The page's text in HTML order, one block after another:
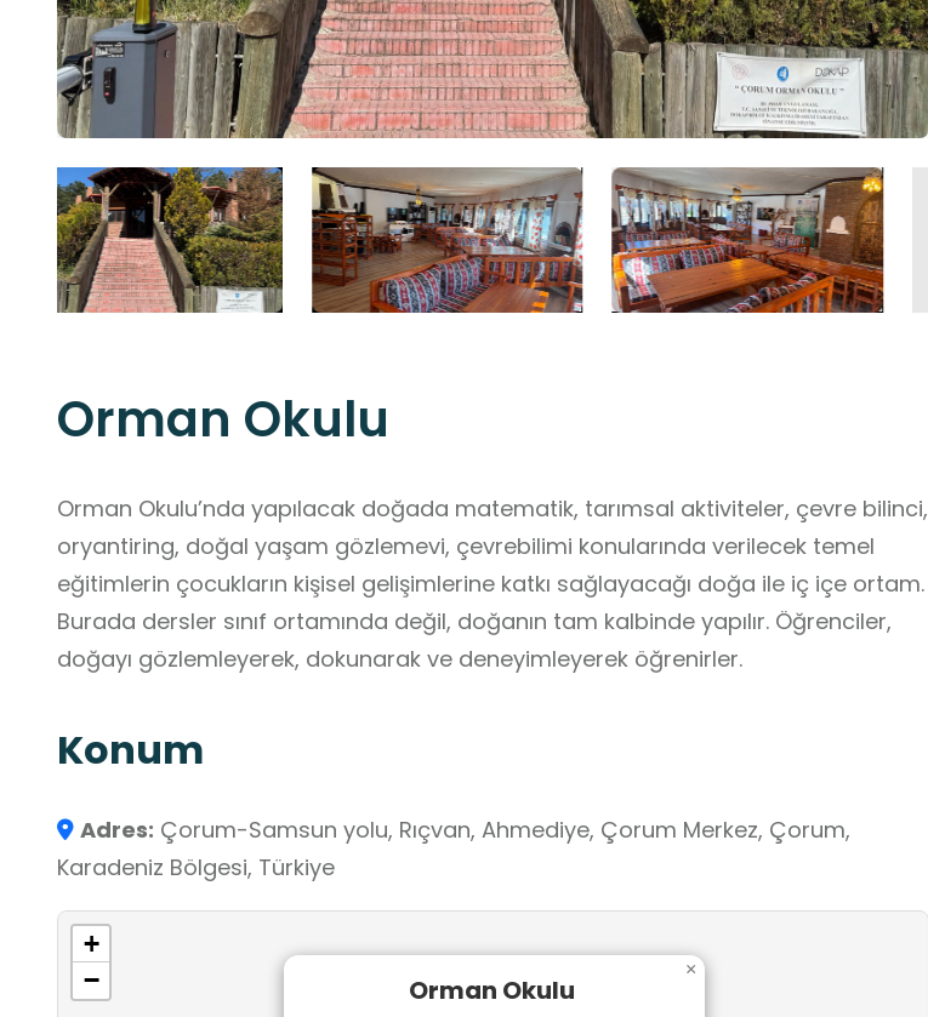
Orman Okulu
Orman Okulu’nda yapılacak doğada matematik, tarımsal aktiviteler, çevre bilinci,
oryantiring, doğal yaşam gözlemevi, çevrebilimi konularında verilecek temel
eğitimlerin çocukların kişisel gelişimlerine katkı sağlayacağı doğa ile iç içe ortam.
Burada dersler sınıf ortamında değil, doğanın tam kalbinde yapılır. Öğrenciler,
doğayı gözlemleyerek, dokunarak ve deneyimleyerek öğrenirler.
Konum
Adres: Çorum-Samsun yolu, Rıçvan, Ahmediye, Çorum Merkez, Çorum,
Karadeniz Bölgesi, Türkiye
Orman Okulu
×
+
−